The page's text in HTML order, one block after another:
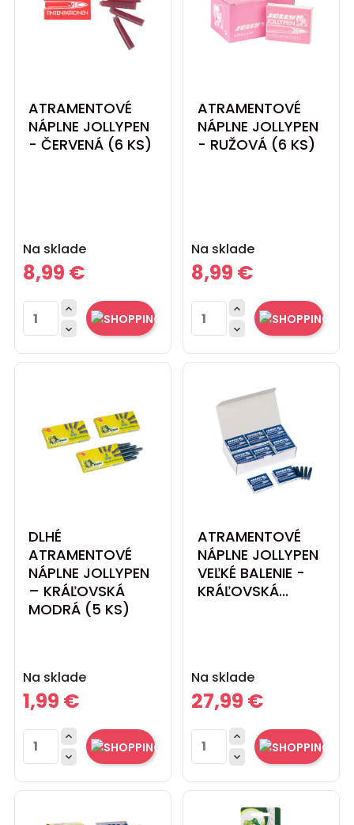
ATRAMENTOVÉ
NÁPLNE JOLLYPEN
- ČERVENÁ (6 KS)
Na sklade
Cena
8,99 €


ATRAMENTOVÉ
NÁPLNE JOLLYPEN
- RUŽOVÁ (6 KS)
Na sklade
Cena
8,99 €


DLHÉ
ATRAMENTOVÉ
NÁPLNE JOLLYPEN
– KRÁĽOVSKÁ
MODRÁ (5 KS)
Na sklade
Cena
1,99 €


ATRAMENTOVÉ
NÁPLNE JOLLYPEN
VEĽKÉ BALENIE -
KRÁĽOVSKÁ...
Na sklade
Cena
27,99 €

